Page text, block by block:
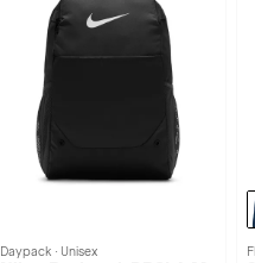
Daypack · Unisex